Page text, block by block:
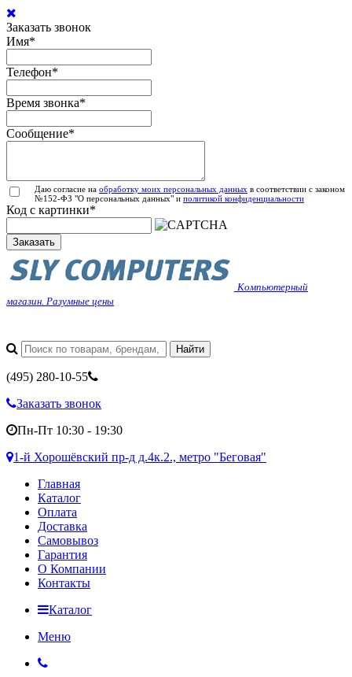
Заказать звонок
Имя*
Телефон*
Время звонка*
Сообщение*
Даю согласие на обработку моих персональных данных в соответствии с законом
№152-ФЗ "О персональных данных" и политикой конфиденциальности
Код с картинки*
Заказать
Компьютерный
магазин. Разумные цены
(495) 280-10-55
Заказать звонок
Пн-Пт 10:30 - 19:30
1-й Хорошёвский пр-д д.4к.2., метро "Беговая"
Главная
Каталог
Оплата
Доставка
Самовывоз
Гарантия
О Компании
Контакты
Каталог
Меню